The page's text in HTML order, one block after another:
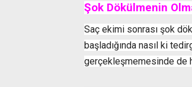
Şok Dökülmenin
Saç ekimi sonrası şok
başladığında nasıl ki
gerçekleşmemesinde de